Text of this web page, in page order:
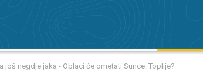
još negdje jaka - Oblaci će ometati Sunce. Toplije?